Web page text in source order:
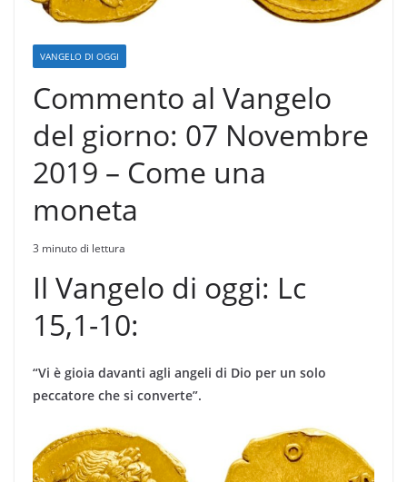
VANGELO DI OGGI
Commento al Vangelo
del giorno: 07 Novembre
2019 – Come una
moneta
3 minuto di lettura
Il Vangelo di oggi: Lc
15,1-10:
“Vi è gioia davanti agli angeli di Dio per un solo
peccatore che si converte”.